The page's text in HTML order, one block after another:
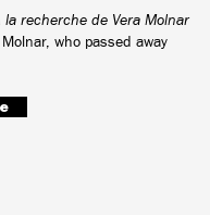
la recherche de Vera Molnar
who passed away